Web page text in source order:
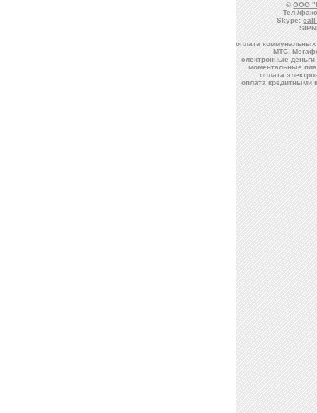
©ООО
Тел./
Skype:
оплата
МТС,
электронные
моментальные
оплата
оплата кредитными